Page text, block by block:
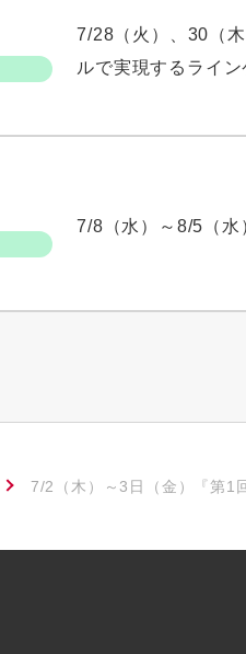
7/28（火）、30（
ルで実現するライ
7/8（水）～8/5（
7/2（木）～3日（金）『第1